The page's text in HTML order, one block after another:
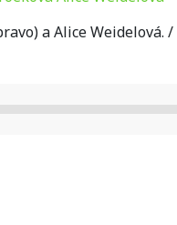
a Alice Weidelová. /